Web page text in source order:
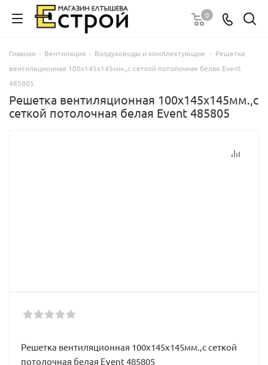
0
Главная - Вентиляция - Воздуховоды и комплектующие - Решетка
вентиляционная 100х145х145мм.,с сеткой потолочная белая Event
485805
Решетка вентиляционная 100х145х145мм.,с
сеткой потолочная белая Event 485805
Решетка вентиляционная 100х145х145мм.,с сеткой
потолочная белая Event 485805